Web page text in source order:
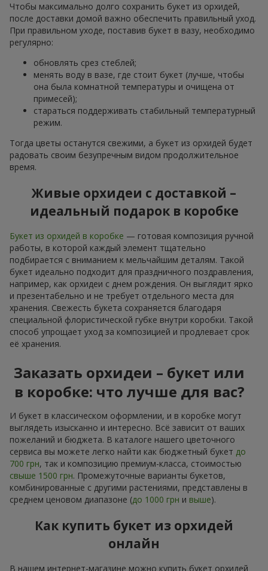
Чтобы максимально долго сохранить букет из орхидей,
после доставки домой важно обеспечить правильный уход.
При правильном уходе, поставив букет в вазу, необходимо
регулярно:
обновлять срез стеблей;
менять воду в вазе, где стоит букет (лучше, чтобы
она была комнатной температуры и очищена от
примесей);
стараться поддерживать стабильный температурный
режим.
Тогда цветы останутся свежими, а букет из орхидей будет
радовать своим безупречным видом продолжительное
время.
Живые орхидеи с доставкой –
идеальный подарок в коробке
Букет из орхидей в коробке — готовая композиция ручной
работы, в которой каждый элемент тщательно
подбирается с вниманием к мельчайшим деталям. Такой
букет идеально подходит для праздничного поздравления,
например, как орхидеи с днем рождения. Он выглядит ярко
и презентабельно и не требует отдельного места для
хранения. Свежесть букета сохраняется благодаря
специальной флористической губке внутри коробки. Такой
способ упрощает уход за композицией и продлевает срок
её хранения.
Заказать орхидеи – букет или
в коробке: что лучше для вас?
И букет в классическом оформлении, и в коробке могут
выглядеть изысканно и интересно. Всё зависит от ваших
пожеланий и бюджета. В каталоге нашего цветочного
сервиса вы можете легко найти как бюджетный букет до
700 грн, так и композицию премиум-класса, стоимостью
свыше 1500 грн. Промежуточные варианты букетов,
комбинированные с другими растениями, представлены в
среднем ценовом диапазоне (до 1000 грн и выше).
Как купить букет из орхидей
онлайн
В нашем интернет-магазине можно купить букет орхидей